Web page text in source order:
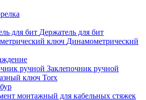
Держатель для бит
Динамометрический
Заклепочник ручной
ключ Torx